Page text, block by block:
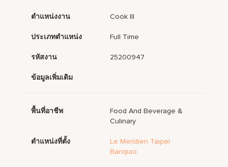
ตำแหน่งงาน Cook III
ประเภทตำแหน่ง Full Time
รหัสงาน 25200947
ข้อมูลเพิ่มเติม
พื้นที่อาชีพ
Food And Beverage &
Culinary
ตำแหน่งที่ตั้ง
Le Meridien Taipei
Banqiao